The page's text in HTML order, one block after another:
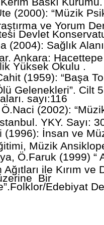
(2000): “Müzik
ve Yorum
Devlet
(2004): Sağlık
Ankara:
Yüksek Okulu .
(1959): “Başa
Gelenekleri”. Cilt
sayı:116
(2002):
YKY. Sayı:
(1996): İnsan ve
Müzik
Ö.Faruk (1999) “
ile Kırım ve
Bir
Edebiyat